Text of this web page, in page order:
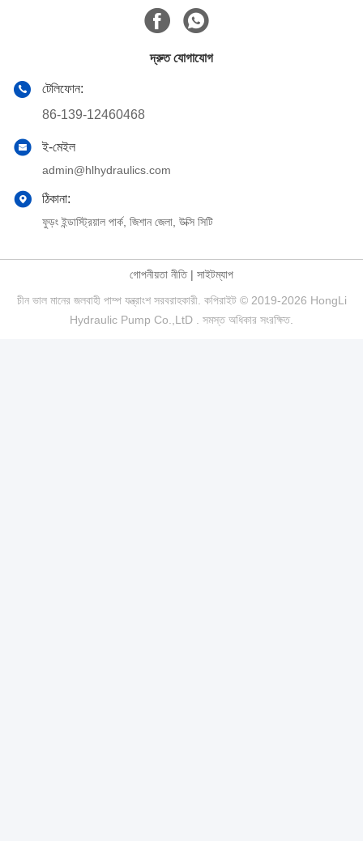
দ্রুত যোগাযোগ
টেলিফোন:
86-139-12460468
ই-মেইল
admin@hlhydraulics.com
ঠিকানা:
ফুড়ং ইন্ডাস্ট্রিয়াল পার্ক, জিশান জেলা, উক্সি সিটি
গোপনীয়তা নীতি| সাইটম্যাপ
চীন ভাল মানের জলবাহী পাম্প যন্ত্রাংশ সরবরাহকারী. কপিরাইট © 2019-2026 HongLi
Hydraulic Pump Co.,LtD . সমস্ত অধিকার সংরক্ষিত.